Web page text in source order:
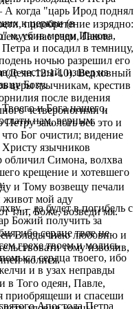
А когда "царь Ирод поднял
к церкви (в
и, убив мечем Иакова,
Петра и посадил в темницу,
ночью разрешил его
(Деян.12:1-10). Верховный
веры язычникам, крестив
после видения
четвероногими и
заколоть всё это и
Бог очистил; видение
язычников
обличил Симона, волхва
крещение и хотевшего
– да будет в погибель с
Божий получить за
ибо сердце твое не
грехе твоем и молись
сердца твоего, ибо
и в узах неправды
Апостола Петра
приобретение изрядно:
нас ради, Павле
честный, изшед из
Богу.
и Бога нашего,
нам, верным,
и Тому возвещу печали
живот мой аду
тли, Боже, возведи мя.
Владычнею любовию и
тому изволив,
молися.
в Того одеян, Павле,
приобрящеши и спасеши